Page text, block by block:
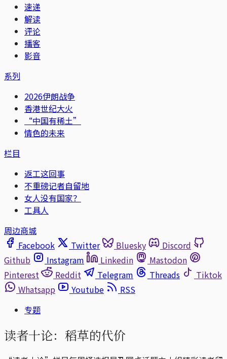
速递
解读
评论
播客
影音
系列
2026伊朗战争
香港世纪大火
“中国有稀土”
情色的未来
栏目
返工这回事
不重磅记者自留地
女人没有国家？
工具人
周边商城
Facebook
Twitter Bluesky
Discord
Github
Instagram Linkedin
Mastodon
Pinterest
Reddit Telegram Threads
Tiktok
Whatsapp
Youtube
RSS
专题
读者十论：稻草的代价